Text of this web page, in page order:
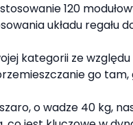
120
układu
kategorii ze
go
o wadze 40 kg,